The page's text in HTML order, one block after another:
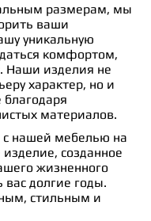
размерам, мы
ваши
уникальную
комфортом,
Наши изделия не
характер, но и
благодаря
материалов.
с нашей мебелью на
созданное
жизненного
вас долгие годы.
стильным и